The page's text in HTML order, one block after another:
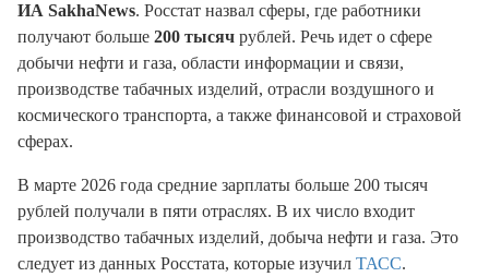
ИА SakhaNews. Росстат назвал сферы, где работники
получают больше 200 тысяч рублей. Речь идет о сфере
добычи нефти и газа, области информации и связи,
производстве табачных изделий, отрасли воздушного и
космического транспорта, а также финансовой и страховой
сферах.
В марте 2026 года средние зарплаты больше 200 тысяч
рублей получали в пяти отраслях. В их число входит
производство табачных изделий, добыча нефти и газа. Это
следует из данных Росстата, которые изучил ТАСС.